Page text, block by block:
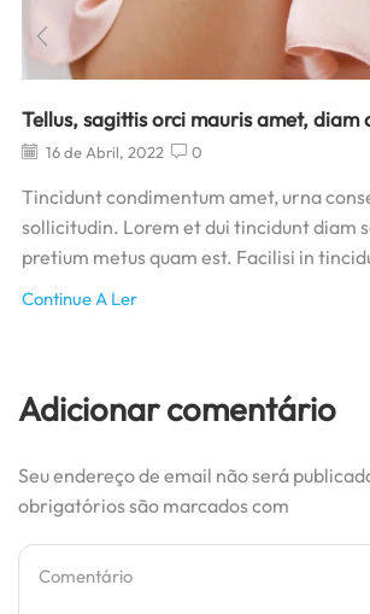
Tellus, sagittis orci mauris amet, diam
16 de Abril, 2022 0
Tincidunt condimentum amet, urna
sollicitudin. Lorem et dui tincidunt diam
pretium metus quam est. Facilisi in
Continue A Ler
Adicionar comentário
Seu endereço de email não será
obrigatórios são marcados com